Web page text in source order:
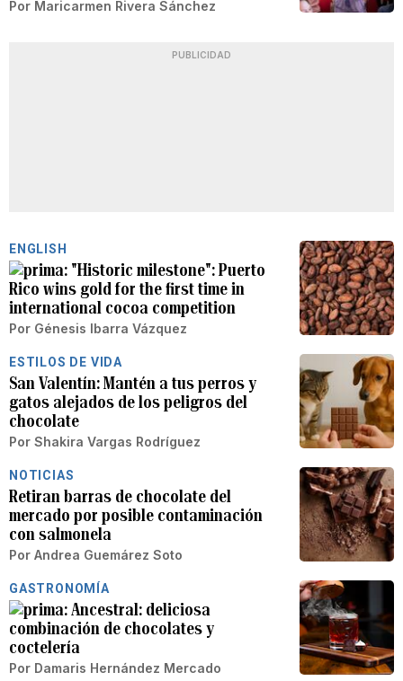
Por Maricarmen Rivera Sánchez
PUBLICIDAD
ENGLISH
"Historic milestone": Puerto
Rico wins gold for the first time in
international cocoa competition
Por Génesis Ibarra Vázquez
ESTILOS DE VIDA
San Valentín: Mantén a tus perros y
gatos alejados de los peligros del
chocolate
Por Shakira Vargas Rodríguez
NOTICIAS
Retiran barras de chocolate del
mercado por posible contaminación
con salmonela
Por Andrea Guemárez Soto
GASTRONOMÍA
Ancestral: deliciosa
combinación de chocolates y
coctelería
Por Damaris Hernández Mercado